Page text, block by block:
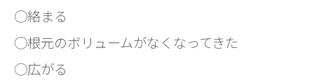
◯絡まる
◯根元のボリュームがなくなってきた
◯広がる